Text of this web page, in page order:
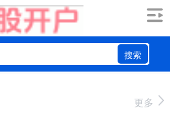
搜索
更多